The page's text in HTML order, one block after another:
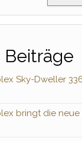
Sky-Dweller
bringt die